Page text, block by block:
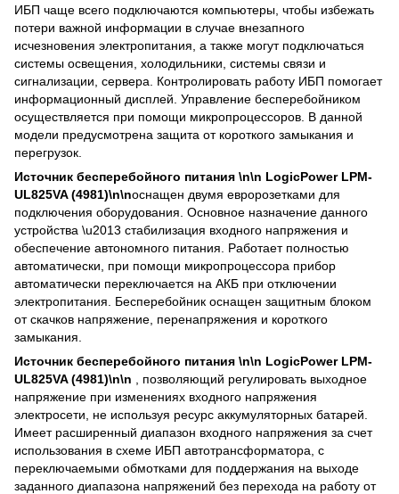
ИБП чаще всего подключаются компьютеры, чтобы избежать
потери важной информации в случае внезапного
исчезновения электропитания, а также могут подключаться
системы освещения, холодильники, системы связи и
сигнализации, сервера. Контролировать работу ИБП помогает
информационный дисплей. Управление бесперебойником
осуществляется при помощи микропроцессоров. В данной
модели предусмотрена защита от короткого замыкания и
перегрузок.
Источник бесперебойного питания \n\n LogicPower LPM-
UL825VA (4981)\n\nоснащен двумя евророзетками для
подключения оборудования. Основное назначение данного
устройства \u2013 стабилизация входного напряжения и
обеспечение автономного питания. Работает полностью
автоматически, при помощи микропроцессора прибор
автоматически переключается на АКБ при отключении
электропитания. Бесперебойник оснащен защитным блоком
от скачков напряжение, перенапряжения и короткого
замыкания.
Источник бесперебойного питания \n\n LogicPower LPM-
UL825VA (4981)\n\n
, позволяющий регулировать выходное
напряжение при изменениях входного напряжения
электросети, не используя ресурс аккумуляторных батарей.
Имеет расширенный диапазон входного напряжения за счет
использования в схеме ИБП автотрансформатора, с
переключаемыми обмотками для поддержания на выходе
заданного диапазона напряжений без перехода на работу от